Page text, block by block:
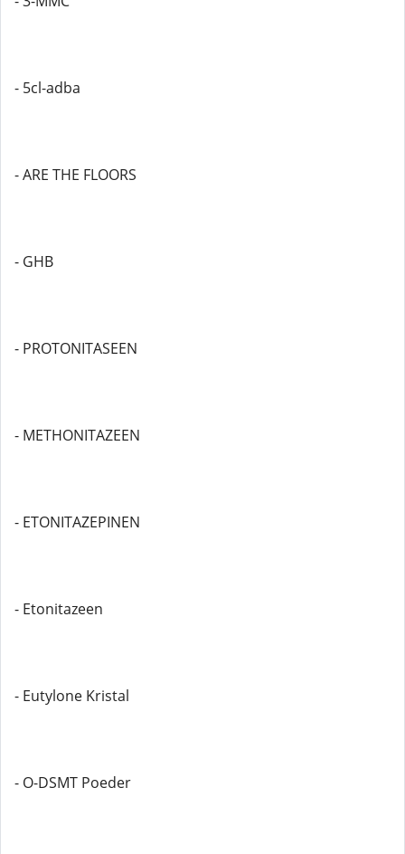
- 5cl-adba
- ARE THE FLOORS
- GHB
- PROTONITASEEN
- METHONITAZEEN
- ETONITAZEPINEN
- Etonitazeen
- Eutylone Kristal
- O-DSMT Poeder